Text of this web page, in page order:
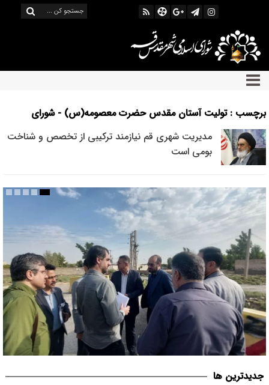
برچسب : تولیت آستان مقدس حضرت معصومه(س) - شورای
اسلامی شهر قم
مدیریت شهری قم نیازمند ترکیبی از تخصص و شناخت
بومی است
اصلاح خط محدوده قانونی شهر
جديدترين ها